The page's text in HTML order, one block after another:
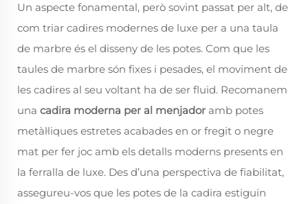
Un aspecte fonamental, però sovint passat per alt, de
com triar cadires modernes de luxe per a una taula
de marbre és el disseny de les potes. Com que les
taules de marbre són fixes i pesades, el moviment de
les cadires al seu voltant ha de ser fluid. Recomanem
una cadira moderna per al menjador amb potes
metàl·liques estretes acabades en or fregit o negre
mat per fer joc amb els detalls moderns presents en
la ferralla de luxe. Des d’una perspectiva de fiabilitat,
assegureu-vos que les potes de la cadira estiguin